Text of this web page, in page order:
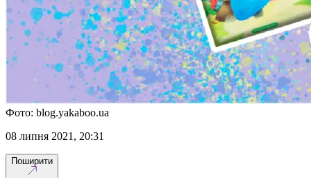
Фото: blog.yakaboo.ua
08 липня 2021, 20:31
Поширити